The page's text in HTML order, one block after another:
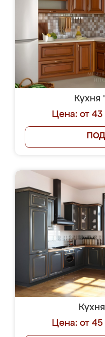
Кухня
Цена: от
Цена: от